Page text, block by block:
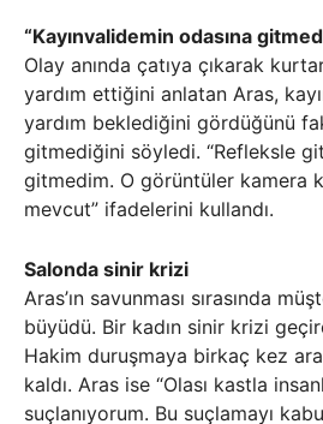
“Kayınvalidemin odasına
Olay anında çatıya çıkarak
yardım ettiğini anlatan Aras,
yardım beklediğini gördüğünü
gitmediğini söyledi. “Refleksle
gitmedim. O görüntüler kamera
mevcut” ifadelerini kullandı.
Salonda sinir krizi
Aras’ın savunması sırasında
büyüdü. Bir kadın sinir krizi
Hakim duruşmaya birkaç kez
kaldı. Aras ise “Olası kastla
suçlanıyorum. Bu suçlamayı